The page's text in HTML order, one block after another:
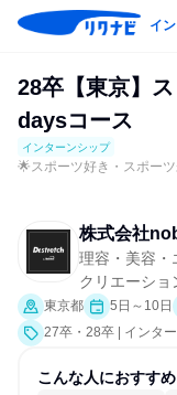
イ
28卒【東京】
daysコース
インターンシップ
🌟スポーツ好き・スポー
株式会社
理容・美容・
クリエーショ
東京都 5日～10日
27卒・28卒 | インタ
こんな人におすすめ